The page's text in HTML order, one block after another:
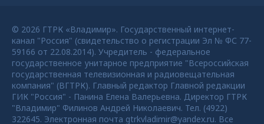
© 2026 ГТРК «Владимир». Государственный интернет-
канал "Россия" (свидетельство о регистрации Эл № ФС 77-
59166 от 22.08.2014). Учредитель - федеральное
государственное унитарное предприятие "Всероссийская
государственная телевизионная и радиовещательная
компания" (ВГТРК). Главный редактор Главной редакции
ГИК "Россия" - Панина Елена Валерьевна. Директор ГТРК
"Владимир" Филинов Андрей Николаевич. Тел. (4922)
322645. Электронная почта gtrkvladimir@yandex.ru. Все